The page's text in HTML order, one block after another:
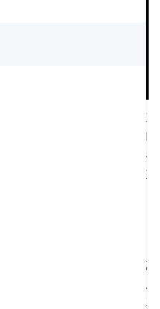
的歷史。在古代，人們並
了不規則的進食和自然的
食視為一種精神淨化的形
。研究表明，人體能夠在
少食物。
生存大約3-4天，但在
過3週！
持續，但間歇性禁食已成
趨勢。一些人宣稱它可以
血糖、膽固醇等。但它真